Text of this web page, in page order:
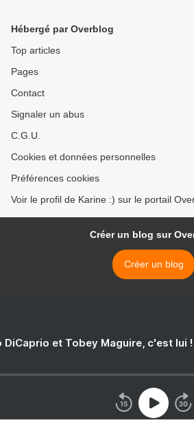
Hébergé par Overblog
Top articles
Pages
Contact
Signaler un abus
C.G.U.
Cookies et données personnelles
Préférences cookies
Voir le profil de Karine :) sur le portail
Créer un blog sur
Créer un blog
DiCaprio et Tobey Maguire, c'est lui